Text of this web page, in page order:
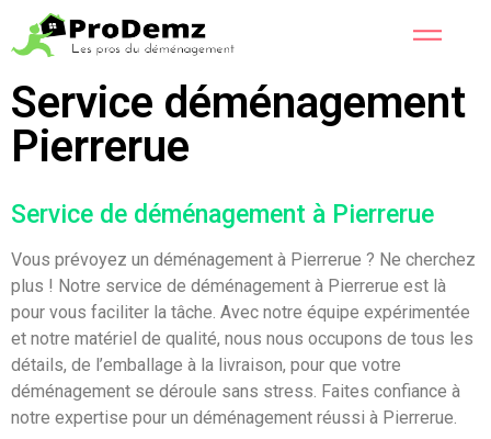
Service déménagement
Pierrerue
Service de déménagement à Pierrerue
Vous prévoyez un déménagement à Pierrerue ? Ne cherchez
plus ! Notre service de déménagement à Pierrerue est là
pour vous faciliter la tâche. Avec notre équipe expérimentée
et notre matériel de qualité, nous nous occupons de tous les
détails, de l’emballage à la livraison, pour que votre
déménagement se déroule sans stress. Faites confiance à
notre expertise pour un déménagement réussi à Pierrerue.